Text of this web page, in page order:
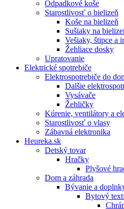
Odpadkové koše
Starostlivosť o bielizeň
Koše na bielizeň
Sušiaky na
Vešiaky, štipce a
Žehliace dosky
Upratovanie
Elektrické spotrebiče
Elektrospotrebiče do
Dalšie
Vysávače
Žehličky
Kúrenie, ventilátory a
Starostlivosť o vlasy
Zábavná elektronika
Heureka.sk
Detský tovar
Hračky
Plyšové
Dom a záhrada
Bývanie a
Bytový